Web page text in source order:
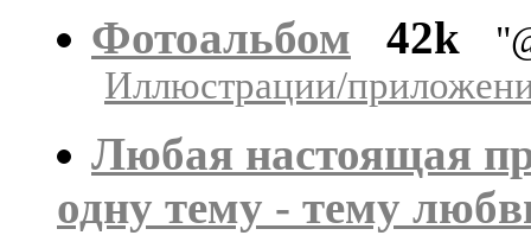
Фотоальбом 42k
Иллюстрации/
Любая настоящая
одну тему - тему